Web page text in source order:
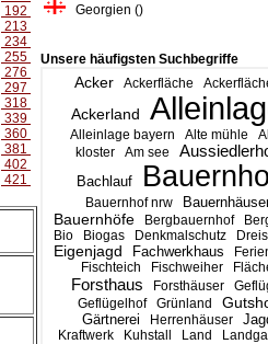
Georgien ()
Unsere häufigsten Suchbegriffe
Acker Ackerfläche
Ackerland
Alleinlage bayern Alte mühle
kloster
Am see
Bachlauf
Bauernhof nrw
Bauernhöfe Bergbauernhof
Bio
Biogas Denkmalschutz
Eigenjagd Fachwerkhaus
Fischteich
Fischweiher
Forsthaus Forsthäuser
Geflügelhof
Grünland
Gärtnerei
Herrenhäuser
Kraftwerk Kuhstall Land
192
213
234
255
276
297
318
339
360
381
402
421